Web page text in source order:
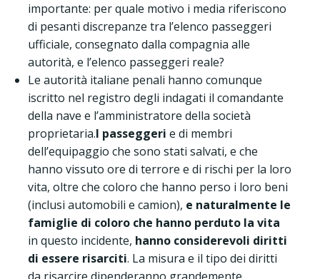
importante: per quale motivo i media riferiscono
di pesanti discrepanze tra l’elenco passeggeri
ufficiale, consegnato dalla compagnia alle
autorità, e l’elenco passeggeri reale?
Le autorità italiane penali hanno comunque
iscritto nel registro degli indagati il comandante
della nave e l’amministratore della società
proprietaria.I passeggeri e di membri
dell’equipaggio che sono stati salvati, e che
hanno vissuto ore di terrore e di rischi per la loro
vita, oltre che coloro che hanno perso i loro beni
(inclusi automobili e camion), e naturalmente le
famiglie di coloro che hanno perduto la vita
in questo incidente, hanno considerevoli diritti
di essere risarciti. La misura e il tipo dei diritti